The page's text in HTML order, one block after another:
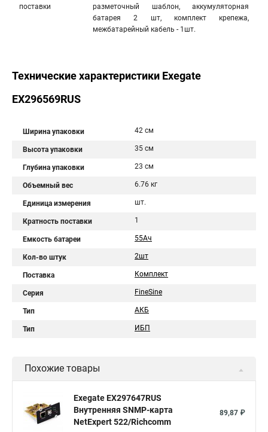
поставки
разметочный шаблон, аккумуляторная
батарея 2 шт, комплект крепежа,
межбатарейный кабель - 1шт.
Технические характеристики Exegate
EX296569RUS
Ширина упаковки 42 см
Высота упаковки 35 см
Глубина упаковки 23 см
Объемный вес 6.76 кг
Единица измерения шт.
Кратность поставки 1
Емкость батареи 55Aч
Кол-во штук 2шт
Поставка Комплект
Серия FineSine
Тип АКБ
Тип ИБП
Похожие товары
Exegate EX297647RUS
Внутренняя SNMP-карта
NetExpert 522/Richcomm
89,87 ₽